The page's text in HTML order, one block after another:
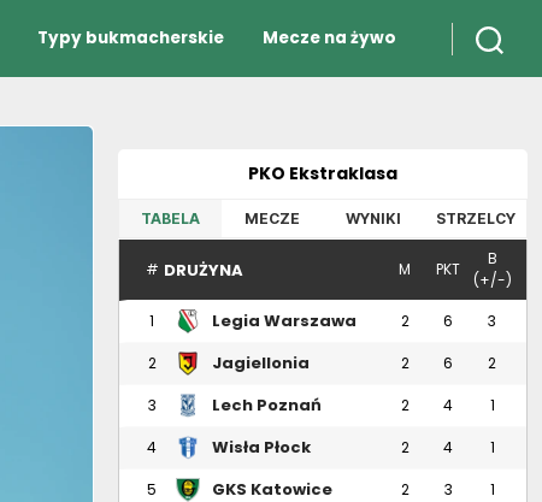
Typy bukmacherskie Mecze na żywo
PKO Ekstraklasa
TABELA MECZE WYNIKI STRZELCY
# DRUŻYNA M PKT
B
(+/-)
1
Legia Warszawa 2 6 3
2
Jagiellonia
2 6 2
3 Lech Poznań 2 4 1
4 Wisła Płock 2 4 1
5 GKS Katowice 2 3 1